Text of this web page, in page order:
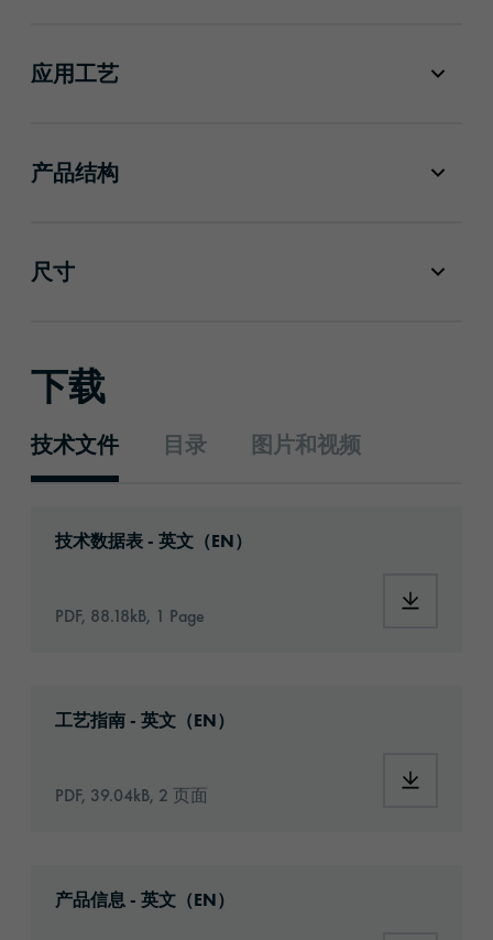
应用工艺
产品结构
尺寸
下载
技术文件 目录 图片和视频
技术数据表 - 英文（EN）
PDF, 88.18kB, 1 Page
工艺指南 - 英文（EN）
PDF, 39.04kB, 2 页面
产品信息 - 英文（EN）